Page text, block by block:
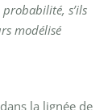
s’ils
modélisé
la lignée de